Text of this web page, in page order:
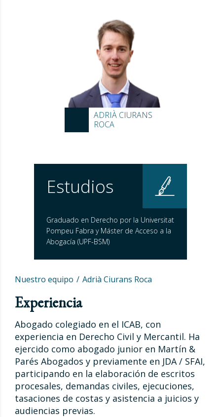
ADRIÀ CIURANS
ROCA
Estudios
Graduado en Derecho por la Universitat
Pompeu Fabra y Máster de Acceso a la
Abogacía (UPF-BSM)
Nuestro equipo Adrià Ciurans Roca
Experiencia
Abogado colegiado en el ICAB, con
experiencia en Derecho Civil y Mercantil. Ha
ejercido como abogado junior en Martín &
Parés Abogados y previamente en JDA / SFAI,
participando en la elaboración de escritos
procesales, demandas civiles, ejecuciones,
tasaciones de costas y asistencia a juicios y
audiencias previas.